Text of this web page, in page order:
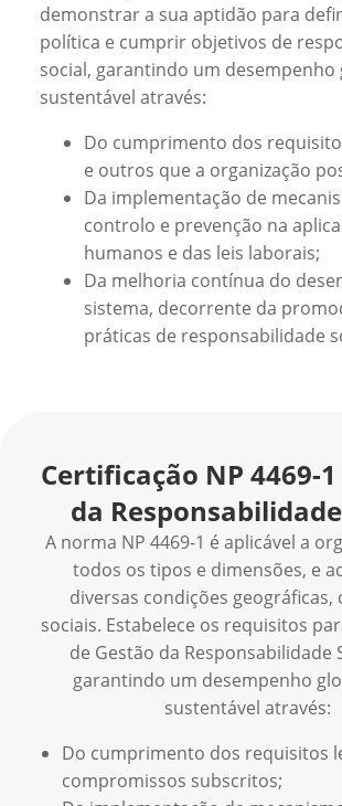
demonstrar a sua aptidão para
política e cumprir objetivos de
social, garantindo um desempenho
sustentável através:
Do cumprimento dos
e outros que a organização
Da implementação de
controlo e prevenção na
humanos e das leis laborais;
Da melhoria contínua do
sistema, decorrente da
práticas de responsabilidade
Certificação NP 4469-1
da
A norma NP 4469-1 é aplicável a
todos os tipos e dimensões, e
diversas condições geográficas,
sociais. Estabelece os requisitos
de Gestão da Responsabilidade
garantindo um desempenho
sustentável através:
Do cumprimento dos requisitos
compromissos subscritos;